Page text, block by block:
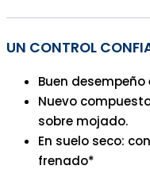
UN CONTROL
Buen
Nuevo
sobre mojado.
En suelo seco:
frenado*